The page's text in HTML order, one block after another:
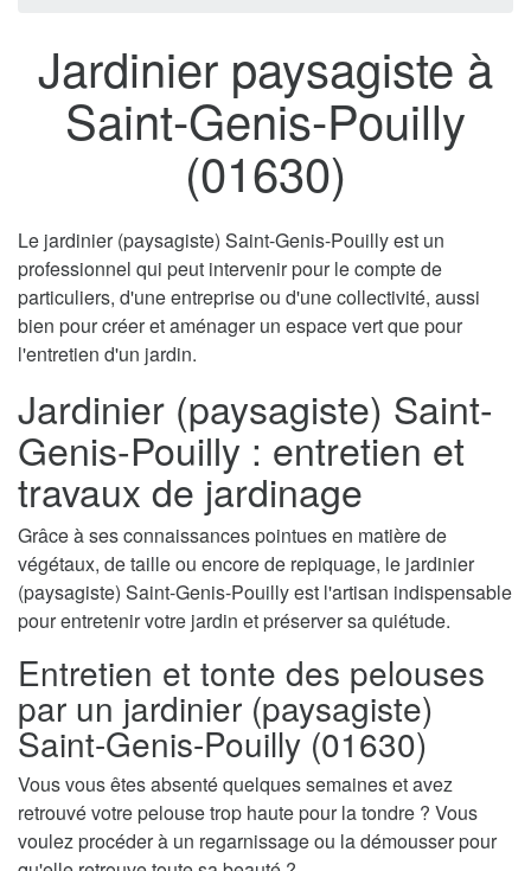
Jardinier paysagiste à
Saint-Genis-Pouilly
(01630)
Le jardinier (paysagiste) Saint-Genis-Pouilly est un
professionnel qui peut intervenir pour le compte de
particuliers, d'une entreprise ou d'une collectivité, aussi
bien pour créer et aménager un espace vert que pour
l'entretien d'un jardin.
Jardinier (paysagiste) Saint-
Genis-Pouilly : entretien et
travaux de jardinage
Grâce à ses connaissances pointues en matière de
végétaux, de taille ou encore de repiquage, le jardinier
(paysagiste) Saint-Genis-Pouilly est l'artisan indispensable
pour entretenir votre jardin et préserver sa quiétude.
Entretien et tonte des pelouses
par un jardinier (paysagiste)
Saint-Genis-Pouilly (01630)
Vous vous êtes absenté quelques semaines et avez
retrouvé votre pelouse trop haute pour la tondre ? Vous
voulez procéder à un regarnissage ou la démousser pour